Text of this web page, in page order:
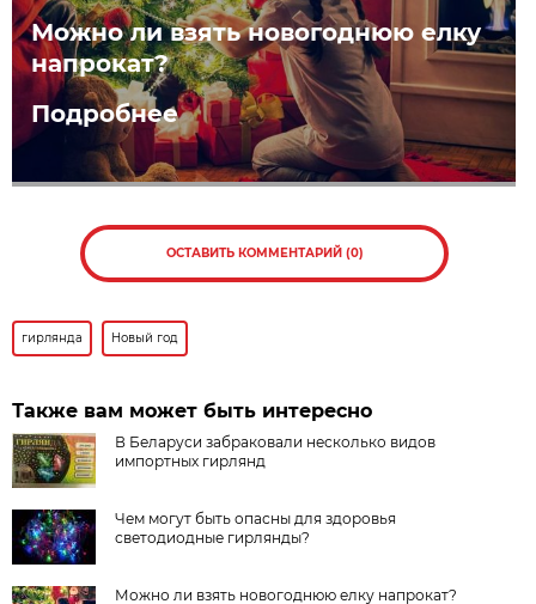
Можно ли взять новогоднюю елку
напрокат?
Подробнее
ОСТАВИТЬ КОММЕНТАРИЙ (0)
гирлянда Новый год
Также вам может быть интересно
В Беларуси забраковали несколько видов
импортных гирлянд
Чем могут быть опасны для здоровья
светодиодные гирлянды?
Можно ли взять новогоднюю елку напрокат?